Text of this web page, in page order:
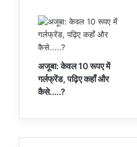
अजूबा: केवल 10 रूपए में
गर्लफ्रेंड, पढ़िए कहाँ और
कैसे…..?